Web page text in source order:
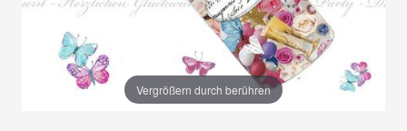
Vergrößern durch berühren